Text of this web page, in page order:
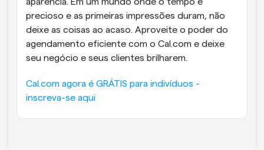
precioso e as primeiras impressões duram, não
deixe as coisas ao acaso. Aproveite o poder do
agendamento eficiente com o Cal.com e deixe
seu negócio e seus clientes brilharem.
Cal.com agora é GRÁTIS para indivíduos -
inscreva-se aqui